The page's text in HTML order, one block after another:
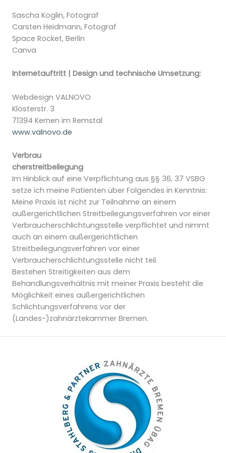
Sascha Koglin, Fotograf
Carsten Heidmann, Fotograf
Space Rocket, Berlin
Canva
Internetauftritt | Design und technische Umsetzung:
Webdesign VALNOVO
Klosterstr. 3
71394 Kernen im Remstal
www.valnovo.de
Verbrau
cherstreitbeilegung
Im Hinblick auf eine Verpflichtung aus §§ 36, 37 VSBG
setze ich meine Patienten über Folgendes in Kenntnis:
Meine Praxis ist nicht zur Teilnahme an einem
außergerichtlichen Streitbeilegungsverfahren vor einer
Verbraucherschlichtungsstelle verpflichtet und nimmt
auch an einem außergerichtlichen
Streitbeilegungsverfahren vor einer
Verbraucherschlichtungsstelle nicht teil.
Bestehen Streitigkeiten aus dem
Behandlungsverhältnis mit meiner Praxis besteht die
Möglichkeit eines außergerichtlichen
Schlichtungsverfahrens vor der
(Landes-)zahnärztekammer Bremen.